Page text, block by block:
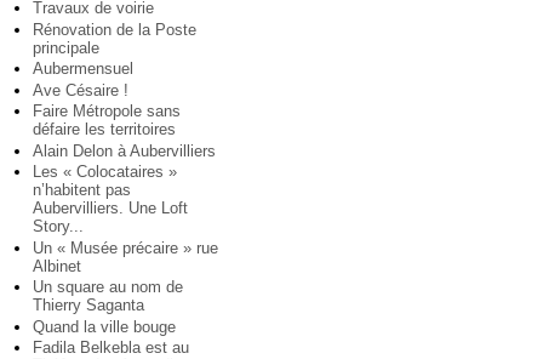
Travaux de voirie
Rénovation de la Poste
principale
Aubermensuel
Ave Césaire !
Faire Métropole sans
défaire les territoires
Alain Delon à Aubervilliers
Les « Colocataires »
n’habitent pas
Aubervilliers. Une Loft
Story...
Un « Musée précaire » rue
Albinet
Un square au nom de
Thierry Saganta
Quand la ville bouge
Fadila Belkebla est au